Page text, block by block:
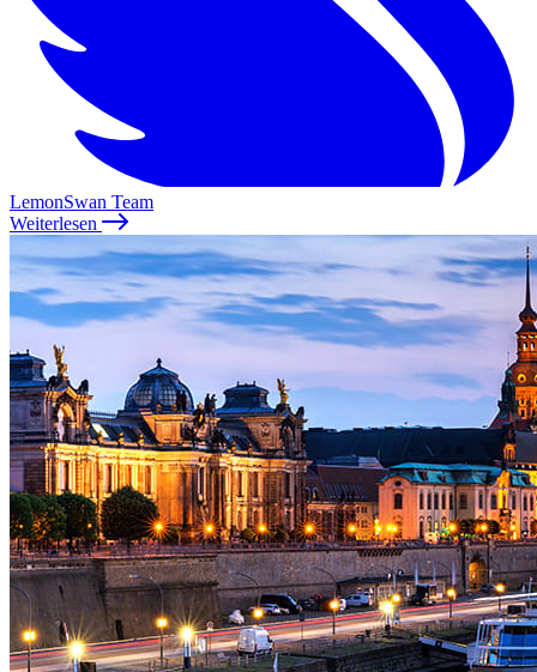
LemonSwan Team
Weiterlesen